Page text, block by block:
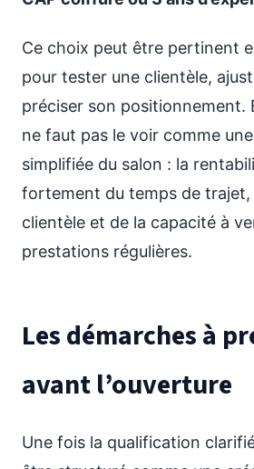
Ce choix peut être pertinent
pour tester une clientèle,
préciser son positionnement.
ne faut pas le voir comme
simplifiée du salon : la
fortement du temps de trajet,
clientèle et de la capacité à
prestations régulières.
Les démarches à
avant l’ouverture
Une fois la qualification